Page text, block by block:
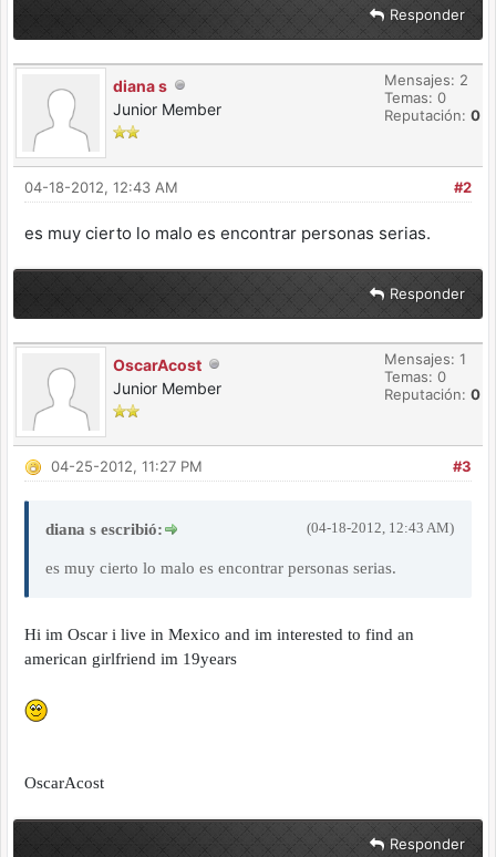
Responder
diana s
Junior Member
Mensajes: 2
Temas: 0
Reputación: 0
#2
04-18-2012, 12:43 AM
es muy cierto lo malo es encontrar personas serias.
Responder
OscarAcost
Junior Member
Mensajes: 1
Temas: 0
Reputación: 0
#3
04-25-2012, 11:27 PM
(04-18-2012, 12:43 AM)
diana s escribió:
es muy cierto lo malo es encontrar personas serias.
Hi im Oscar i live in Mexico and im interested to find an
american girlfriend im 19years
OscarAcost
Responder